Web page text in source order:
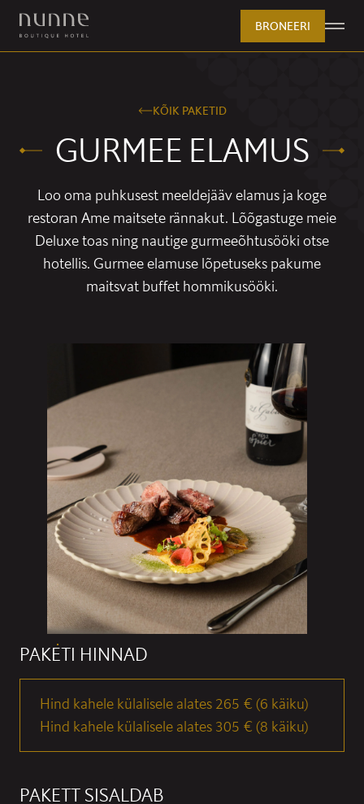
BRONEERI
KÕIK PAKETID
GURMEE ELAMUS
Loo oma puhkusest meeldejääv elamus ja koge
restoran Ame maitsete rännakut. Lõõgastuge meie
Deluxe toas ning nautige gurmeeõhtusööki otse
hotellis. Gurmee elamuse lõpetuseks pakume
maitsvat buffet hommikusööki.
PAKETI HINNAD
Hind kahele külalisele alates 265 € (6 käiku)
Hind kahele külalisele alates 305 € (8 käiku)
PAKETT SISALDAB